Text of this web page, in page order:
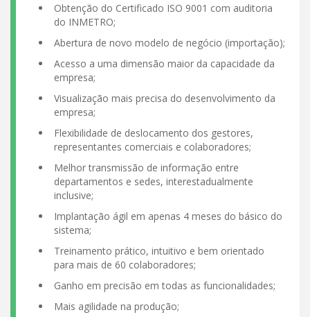
Obtenção do Certificado ISO 9001 com auditoria
do INMETRO;
Abertura de novo modelo de negócio (importação);
Acesso a uma dimensão maior da capacidade da
empresa;
Visualização mais precisa do desenvolvimento da
empresa;
Flexibilidade de deslocamento dos gestores,
representantes comerciais e colaboradores;
Melhor transmissão de informação entre
departamentos e sedes, interestadualmente
inclusive;
Implantação ágil em apenas 4 meses do básico do
sistema;
Treinamento prático, intuitivo e bem orientado
para mais de 60 colaboradores;
Ganho em precisão em todas as funcionalidades;
Mais agilidade na produção;